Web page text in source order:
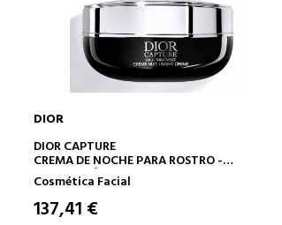
AÑADIR A LA CESTA
DIOR
DIOR CAPTURE
CREMA DE NOCHE PARA ROSTRO -
CORRECCIÓN ANTIEDAD DE ALTO
RENDIMIENTO - ARRUGAS Y FIRMEZA
Cosmética Facial
137,41 €